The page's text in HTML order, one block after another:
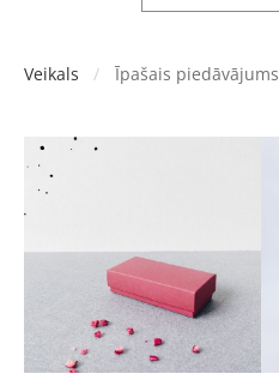
Veikals Īpašais piedāvājums